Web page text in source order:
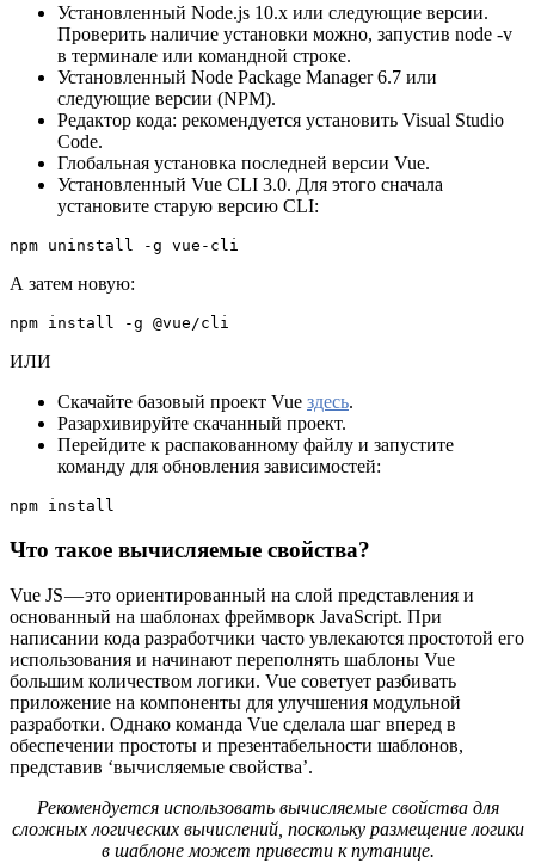
Установленный Node.js 10.x или следующие версии.
Проверить наличие установки можно, запустив node -v
в терминале или командной строке.
Установленный Node Package Manager 6.7 или
следующие версии (NPM).
Редактор кода: рекомендуется установить Visual Studio
Code.
Глобальная установка последней версии Vue.
Установленный Vue CLI 3.0. Для этого сначала
установите старую версию CLI:
npm uninstall -g vue-cli
А затем новую:
npm install -g @vue/cli
ИЛИ
Скачайте базовый проект Vue здесь.
Разархивируйте скачанный проект.
Перейдите к распакованному файлу и запустите
команду для обновления зависимостей:
npm install
Что такое вычисляемые свойства?
Vue JS — это ориентированный на слой представления и
основанный на шаблонах фреймворк JavaScript. При
написании кода разработчики часто увлекаются простотой его
использования и начинают переполнять шаблоны Vue
большим количеством логики. Vue советует разбивать
приложение на компоненты для улучшения модульной
разработки. Однако команда Vue сделала шаг вперед в
обеспечении простоты и презентабельности шаблонов,
представив ‘вычисляемые свойства’.
Рекомендуется использовать вычисляемые свойства для
сложных логических вычислений, поскольку размещение логики
в шаблоне может привести к путанице.